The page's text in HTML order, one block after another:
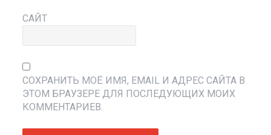
САЙТ
СОХРАНИТЬ МОЁ ИМЯ, EMAIL И АДРЕС САЙТА В
ЭТОМ БРАУЗЕРЕ ДЛЯ ПОСЛЕДУЮЩИХ МОИХ
КОММЕНТАРИЕВ.